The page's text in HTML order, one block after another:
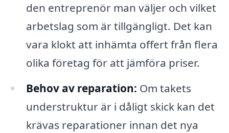
den entreprenör man väljer och vilket
arbetslag som är tillgängligt. Det kan
vara klokt att inhämta offert från flera
olika företag för att jämföra priser.
Behov av reparation: Om takets
understruktur är i dåligt skick kan det
krävas reparationer innan det nya